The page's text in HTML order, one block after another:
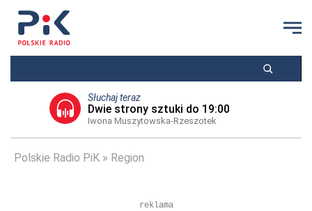
Słuchaj teraz
Dwie strony sztuki do 19:00
Iwona Muszytowska-Rzeszotek
Polskie Radio PiK Region
reklama